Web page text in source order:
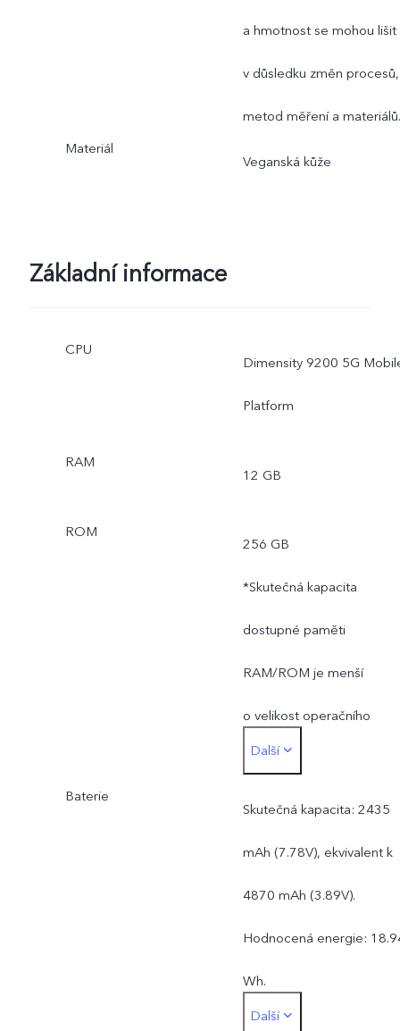
a hmotnost se mohou lišit
v důsledku změn procesů,
metod měření a materiálů.
Materiál
Veganská kůže
Základní informace
CPU
Dimensity 9200 5G
Platform
RAM
12 GB
ROM
256 GB
*Skutečná kapacita
dostupné paměti
RAM/ROM je menší
o velikost operačního
systému
a předinstalovaných
aplikací
Další
Baterie
Skutečná kapacita: 2435
mAh (7.78V), ekvivalent k
4870 mAh (3.89V).
Hodnocená energie:
Wh.
Hodnocená kapacita:
Další